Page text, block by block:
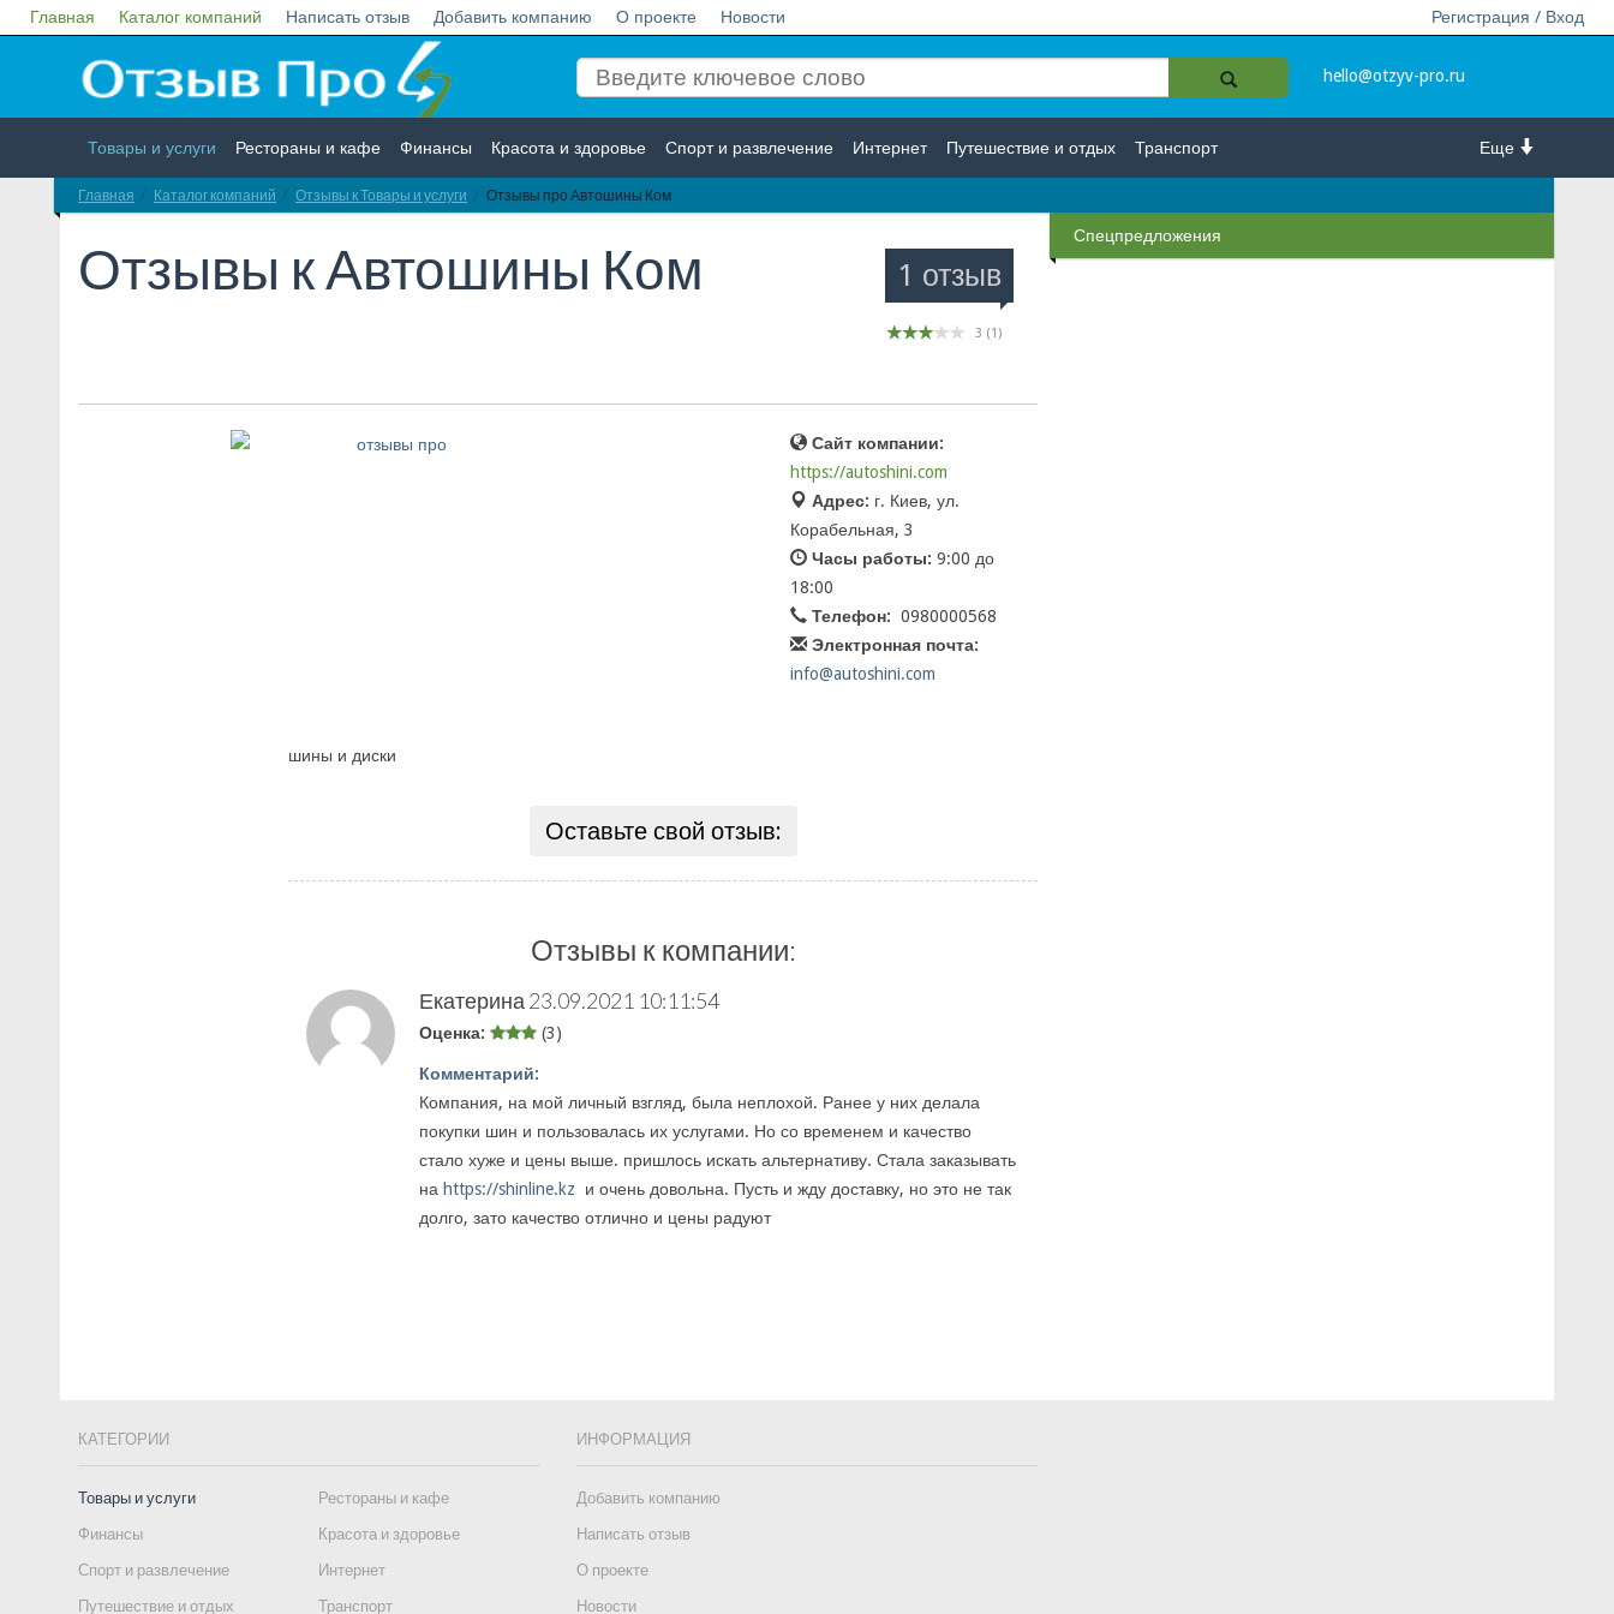
Главная Каталог компаний Написать отзыв Добавить компанию О проекте Новости Регистрация / Вход
hello@otzyv-pro.ru
Еще
Товары и услуги Рестораны и кафе Финансы Красота и здоровье Спорт и развлечение Интернет Путешествие и отдых Транспорт
Недвижимость Работа Гос. учреждения Личности Логистика
Главная Каталог компаний Отзывы к Товары и услуги Отзывы про Автошины Ком
1 отзыв
3 (1)
Отзывы кАвтошины Ком
Сайт компании:
https://autoshini.com
Адрес: г. Киев, ул.
Корабельная, 3
Часы работы: 9:00 до
18:00
Телефон: 0980000568
Электронная почта:
info@autoshini.com
шины и диски
Оставьте свой отзыв:
Отзывы к компании:
Екатерина 23.09.2021 10:11:54
Оценка: (3)
Комментарий:
Компания, на мой личный взгляд, была неплохой. Ранее у них делала
покупки шин и пользовалась их услугами. Но со временем и качество
стало хуже и цены выше. пришлось искать альтернативу. Стала заказывать
на https://shinline.kz и очень довольна. Пусть и жду доставку, но это не так
долго, зато качество отлично и цены радуют
Спецпредложения
КАТЕГОРИИ
Товары и услуги
Рестораны и кафе
Финансы
Красота и здоровье
Спорт и развлечение
Интернет
Путешествие и отдых
Транспорт
ИНФОРМАЦИЯ
Добавить компанию
Написать отзыв
О проекте
Новости